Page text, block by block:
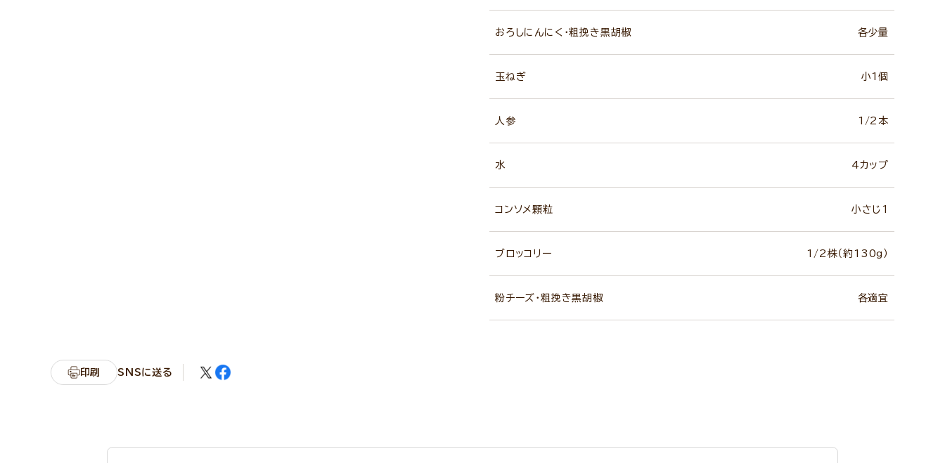
おろしにんにく・粗挽き黒胡椒 各少量
玉ねぎ 小1個
人参 1/2本
水 4カップ
コンソメ顆粒 小さじ1
ブロッコリー 1/2株（約130g）
粉チーズ・粗挽き黒胡椒 各適宜
印刷 SNSに送る